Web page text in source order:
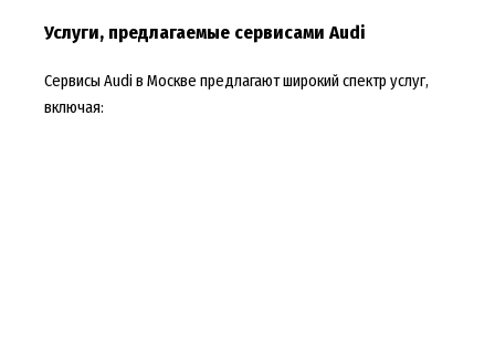
Услуги, предлагаемые сервисами Audi
Сервисы Audi в Москве предлагают широкий спектр услуг,
включая: